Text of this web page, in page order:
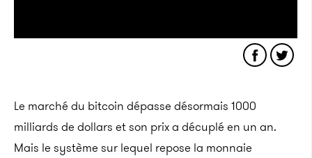
Le marché du bitcoin dépasse désormais 1000
milliards de dollars et son prix a décuplé en un an.
Mais le système sur lequel repose la monnaie